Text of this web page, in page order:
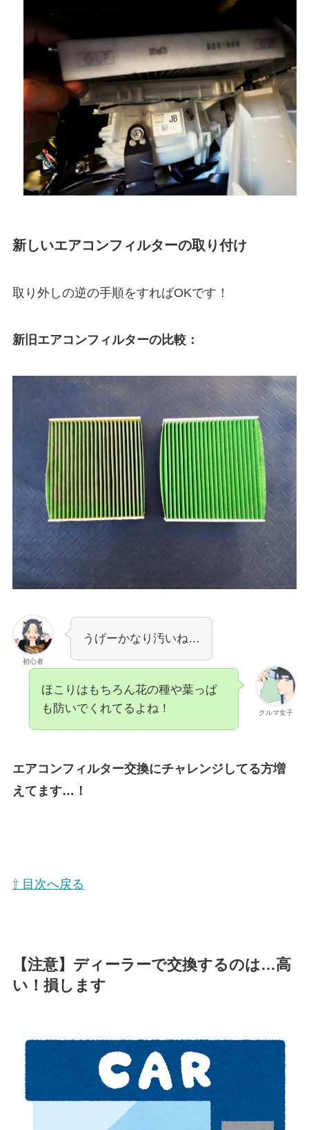
新しいエアコンフィルターの取り付け
取り外しの逆の手順をすればOKです！
新旧エアコンフィルターの比較：
初心者
うげーかなり汚いね…
クルマ女子
ほこりはもちろん花の種や葉っぱ
も防いでくれてるよね！
エアコンフィルター交換にチャレンジしてる方増
えてます…！
⇧ 目次へ戻る
【注意】ディーラーで交換するのは…高
い！損します